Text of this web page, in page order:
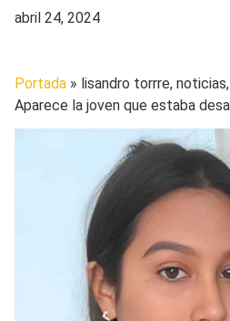
abril 24, 2024
Portada » lisandro torrre,
Aparece la joven que estaba